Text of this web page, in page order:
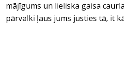
mājīgums un lieliska gaisa
pārvalki ļaus jums justies tā, it